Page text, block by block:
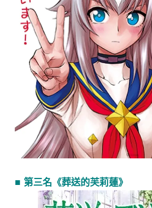
■ 第三名《葬送的芙莉蓮》